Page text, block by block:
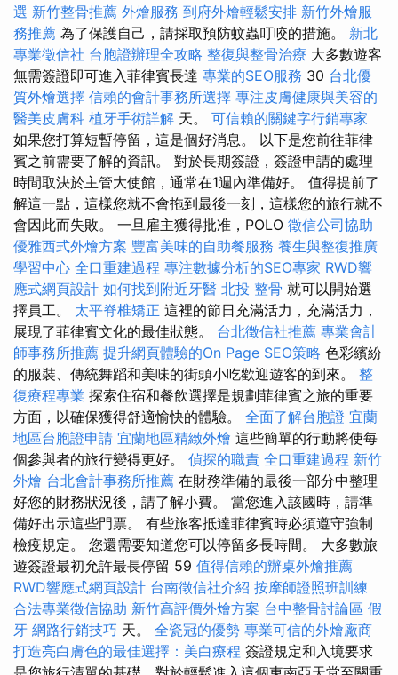
選 新竹整骨推薦 外燴服務 到府外燴輕鬆安排 新竹外燴服
務推薦 為了保護自己，請採取預防蚊蟲叮咬的措施。 新北
專業徵信社 台胞證辦理全攻略 整復與整骨治療 大多數遊客
無需簽證即可進入菲律賓長達 專業的SEO服務 30 台北優
質外燴選擇 信賴的會計事務所選擇 專注皮膚健康與美容的
醫美皮膚科 植牙手術詳解 天。 可信賴的關鍵字行銷專家
如果您打算短暫停留，這是個好消息。 以下是您前往菲律
賓之前需要了解的資訊。 對於長期簽證，簽證申請的處理
時間取決於主管大使館，通常在1週內準備好。 值得提前了
解這一點，這樣您就不會拖到最後一刻，這樣您的旅行就不
會因此而失敗。 一旦雇主獲得批准，POLO 徵信公司協助
優雅西式外燴方案 豐富美味的自助餐服務 養生與整復推廣
學習中心 全口重建過程 專注數據分析的SEO專家 RWD響
應式網頁設計 如何找到附近牙醫 北投 整骨 就可以開始選
擇員工。 太平脊椎矯正 這裡的節日充滿活力，充滿活力，
展現了菲律賓文化的最佳狀態。 台北徵信社推薦 專業會計
師事務所推薦 提升網頁體驗的On Page SEO策略 色彩繽紛
的服裝、傳統舞蹈和美味的街頭小吃歡迎遊客的到來。 整
復療程專業 探索住宿和餐飲選擇是規劃菲律賓之旅的重要
方面，以確保獲得舒適愉快的體驗。 全面了解台胞證 宜蘭
地區台胞證申請 宜蘭地區精緻外燴 這些簡單的行動將使每
個參與者的旅行變得更好。 偵探的職責 全口重建過程 新竹
外燴 台北會計事務所推薦 在財務準備的最後一部分中整理
好您的財務狀況後，請了解小費。 當您進入該國時，請準
備好出示這些門票。 有些旅客抵達菲律賓時必須遵守強制
檢疫規定。 您還需要知道您可以停留多長時間。 大多數旅
遊簽證最初允許最長停留 59 值得信賴的辦桌外燴推薦
RWD響應式網頁設計 台南徵信社介紹 按摩師證照班訓練
合法專業徵信協助 新竹高評價外燴方案 台中整骨討論區 假
牙 網路行銷技巧 天。 全瓷冠的優勢 專業可信的外燴廠商
打造亮白膚色的最佳選擇：美白療程 簽證規定和入境要求